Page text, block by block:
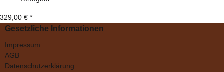
329,00 € *
Gesetzliche Informationen
Impressum
AGB
Datenschutzerklärung